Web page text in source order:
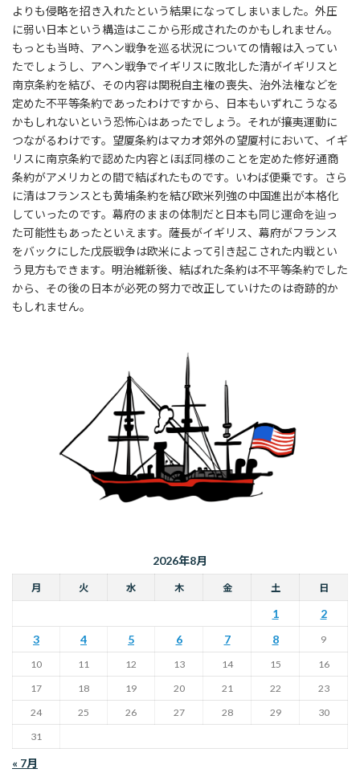
よりも侵略を招き入れたという結果になってしまいました。外圧
に弱い日本という構造はここから形成されたのかもしれません。
もっとも当時、アヘン戦争を巡る状況についての情報は入ってい
たでしょうし、アヘン戦争でイギリスに敗北した清がイギリスと
南京条約を結び、その内容は関税自主権の喪失、治外法権などを
定めた不平等条約であったわけですから、日本もいずれこうなる
かもしれないという恐怖心はあったでしょう。それが攘夷運動に
つながるわけです。望厦条約はマカオ郊外の望厦村において、イギ
リスに南京条約で認めた内容とほぼ同様のことを定めた修好通商
条約がアメリカとの間で結ばれたものです。いわば便乗です。さら
に清はフランスとも黄埔条約を結び欧米列強の中国進出が本格化
していったのです。幕府のままの体制だと日本も同じ運命を辿っ
た可能性もあったといえます。薩長がイギリス、幕府がフランス
をバックにした戊辰戦争は欧米によって引き起こされた内戦とい
う見方もできます。明治維新後、結ばれた条約は不平等条約でした
から、その後の日本が必死の努力で改正していけたのは奇跡的か
もしれません。
2026年8月
月 火 水 木 金 土 日
1
2
3
4 5 6 7 8 9
10 11 12 13 14 15
16
17
18 19 20 21 22
23
24
25 26 27 28 29
30
31
« 7月